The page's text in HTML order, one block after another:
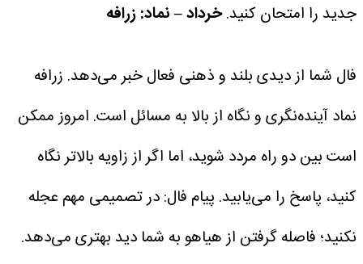
جدید را امتحان کنید.خرداد – نماد: زرافه
فال شما از دیدی بلند و ذهنی فعال خبر می‌دهد. زرافه
نماد آینده‌نگری و نگاه از بالا به مسائل است. امروز ممکن
است بین دو راه مردد شوید، اما اگر از زاویه بالاتر نگاه
کنید، پاسخ را می‌یابید. پیام فال: در تصمیمی مهم عجله
نکنید؛ فاصله گرفتن از هیاهو به شما دید بهتری می‌دهد.